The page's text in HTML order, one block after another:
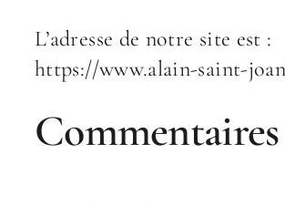
L’adresse de notre site est :
https://www.alain-saint-
Commentaires